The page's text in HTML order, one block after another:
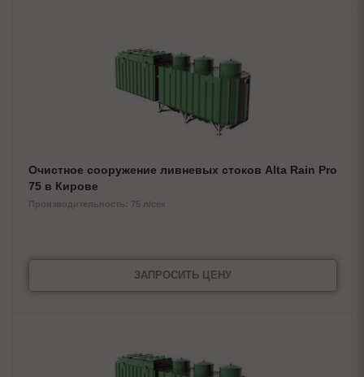
Очистное сооружение ливневых стоков Alta Rain Pro
75 в Кирове
Производительность: 75 л/сек
ЗАПРОСИТЬ ЦЕНУ